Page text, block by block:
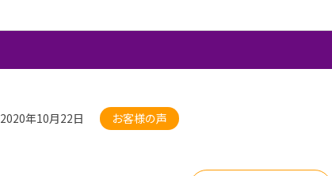
2020年10月22日 お客様の声